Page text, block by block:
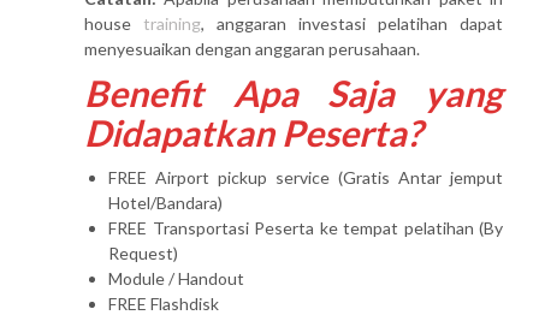
house training, anggaran investasi pelatihan dapat
menyesuaikan dengan anggaran perusahaan.
Benefit Apa Saja yang
Didapatkan Peserta?
FREE Airport pickup service (Gratis Antar jemput
Hotel/Bandara)
FREE Transportasi Peserta ke tempat pelatihan (By
Request)
Module / Handout
FREE Flashdisk